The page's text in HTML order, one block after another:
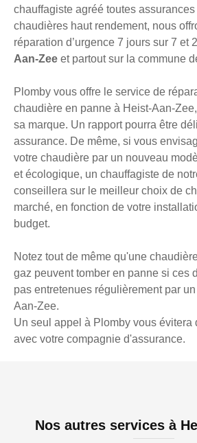
chauffagiste agréé toutes
chaudières haut rendement, nous
réparation d’urgence 7 jours sur 7 et
Aan-Zee et partout sur la commune
Plomby vous offre le service de
chaudière en panne à Heist-Aan-
sa marque. Un rapport pourra être
assurance. De même, si vous
votre chaudière par un nouveau
et écologique, un chauffagiste de
conseillera sur le meilleur choix de
marché, en fonction de votre
budget.
Notez tout de même qu'une
gaz peuvent tomber en panne si ces
pas entretenues régulièrement par
Aan-Zee.
Un seul appel à Plomby vous évitera
avec votre compagnie d'assurance.
Nos autres services à